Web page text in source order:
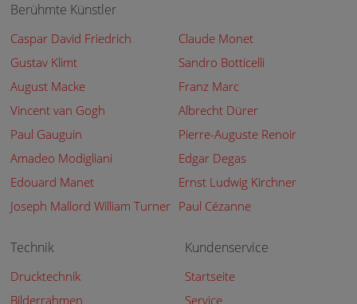
Berühmte Künstler
Caspar David Friedrich
Claude Monet
Gustav Klimt
Sandro Botticelli
August Macke
Franz Marc
Vincent van Gogh
Albrecht Dürer
Paul Gauguin
Pierre-Auguste Renoir
Amadeo Modigliani
Edgar Degas
Edouard Manet
Ernst Ludwig Kirchner
Joseph Mallord William Turner Paul Cézanne
Technik
Drucktechnik
Bilderrahmen
Kundenservice
Startseite
Service